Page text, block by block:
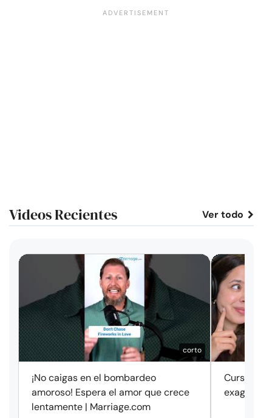
Videos Recientes Ver todo
corto
¡No caigas en el bombardeo
amoroso! Espera el amor que crece
lentamente | Marriage.com
Cursos